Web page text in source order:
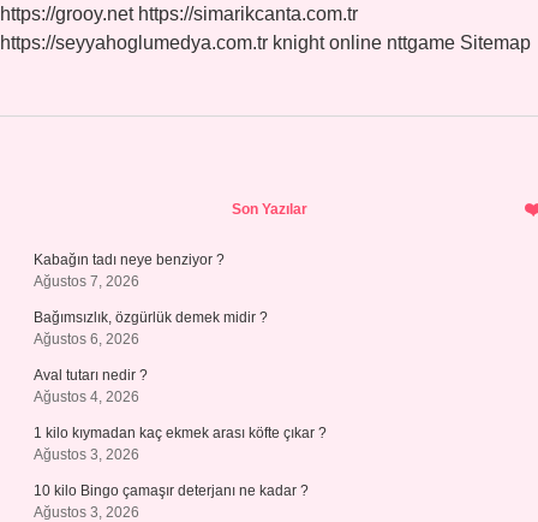
https://grooy.net https://simarikcanta.com.tr
https://seyyahoglumedya.com.tr knight online nttgame Sitemap
Son Yazılar
Kabağın tadı neye benziyor ?
Ağustos 7, 2026
Bağımsızlık, özgürlük demek midir ?
Ağustos 6, 2026
Aval tutarı nedir ?
Ağustos 4, 2026
1 kilo kıymadan kaç ekmek arası köfte çıkar ?
Ağustos 3, 2026
10 kilo Bingo çamaşır deterjanı ne kadar ?
Ağustos 3, 2026